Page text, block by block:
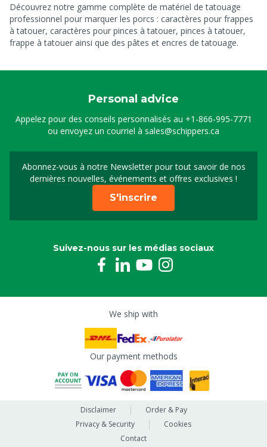
Découvrez notre gamme complète de matériel de tatouage
professionnel pour marquer les porcs : caractères pour frappes
à tatouer, caractères pour pinces à tatouer, pinces à tatouer,
frappe à tatouer ainsi que des pâtes et encres de tatouage.
Personal advice
Appelez pour des conseils personnalisés au +1-866-995-7771
ou envoyez un courriel à sales@schippers.ca
Abonnez-vous à notre Newsletter pour tout savoir de nos
dernières nouvelles, événements et offres exclusives !
Sign up for our
S'inscrire
Suivez-nous sur les médias sociaux
We ship with
Our payment methods
Disclaimer
Order & Pay
Privacy & Security
Cookies
Contact